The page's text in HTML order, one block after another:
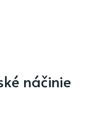
náčinie